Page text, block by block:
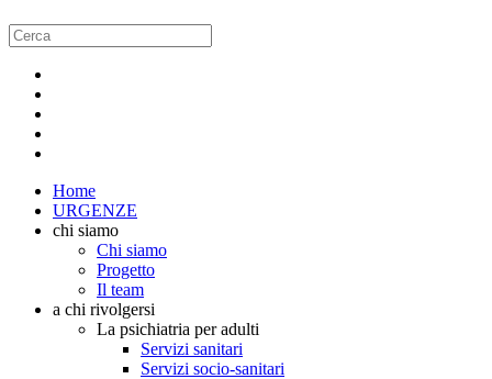
Home
URGENZE
chi siamo
Chi siamo
Progetto
Il team
a chi rivolgersi
La psichiatria per adulti
Servizi sanitari
Servizi socio-sanitari